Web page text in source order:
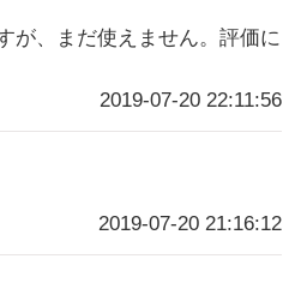
が、まだ使えません。評価に
2019-07-20 22:11:56
2019-07-20 21:16:12